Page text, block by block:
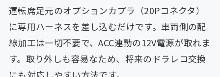
運転席足元のオプションカプラ（20Pコネクタ）
に専用ハーネスを差し込むだけです。車両側の配
線加工は一切不要で、ACC連動の12V電源が取れま
す。取り外しも容易なため、将来のドラレコ交換
にも対応しやすい方法です。